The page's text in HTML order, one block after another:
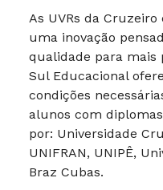
As UVRs da
uma inovação
qualidade para mais
Sul Educacional
condições
alunos com
por: Universidade
UNIFRAN, UNIPÊ,
Braz Cubas.